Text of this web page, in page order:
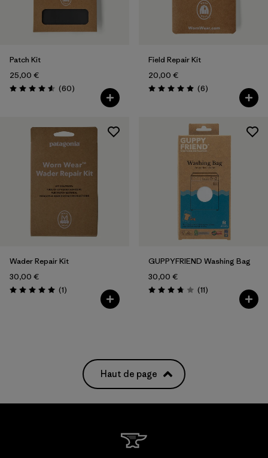
Patch Kit
25,00 €
Évaluation: 4.6 / 5
(60Avis
)
Field Repair Kit
20,00 €
Évaluation: 5.0 / 5
(6Avis
)
Wader Repair Kit
30,00 €
Évaluation: 5.0 / 5
(1Avis
)
GUPPYFRIEND Washing Bag
30,00 €
Évaluation: 3.7 / 5
(11Avis
)
Haut de page